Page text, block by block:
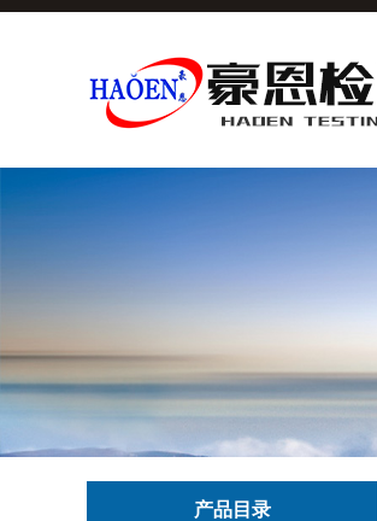
产品目录